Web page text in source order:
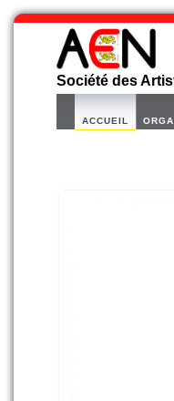
Société des
ACCUEIL